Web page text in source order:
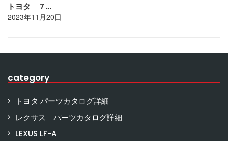
トヨタ ７…
2023年11月20日
category
トヨタ パーツカタログ詳細
レクサス パーツカタログ詳細
LEXUS LF-A